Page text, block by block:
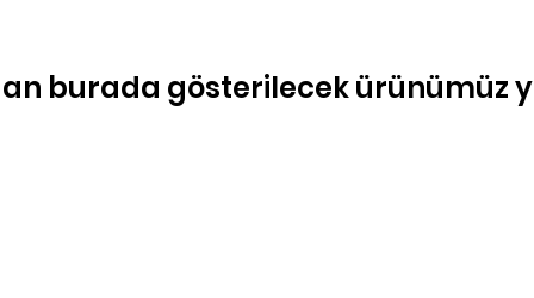
an burada gösterilecek ürünümüz